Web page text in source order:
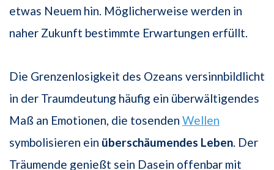
etwas Neuem hin. Möglicherweise werden in
naher Zukunft bestimmte Erwartungen erfüllt.
Die Grenzenlosigkeit des Ozeans versinnbildlicht
in der Traumdeutung häufig ein überwältigendes
Maß an Emotionen, die tosenden Wellen
symbolisieren ein überschäumendes Leben . Der
Träumende genießt sein Dasein offenbar mit